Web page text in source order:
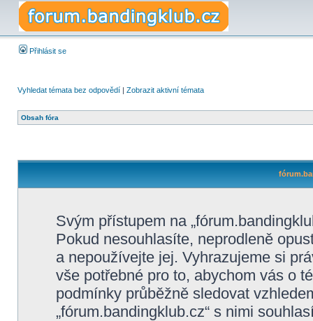
Přihlásit se
Vyhledat témata bez odpovědí | Zobrazit aktivní témata
Obsah fóra
Svým přístupem na
Pokud nesouhlasíte, neprodleně
a nepoužívejte jej. Vyhrazujeme si
vše potřebné pro to, abychom vás o
podmínky průběžně sledovat
„fórum.bandingklub.cz“ s nimi